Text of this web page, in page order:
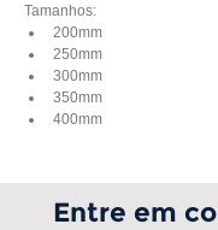
Tamanhos:
200mm
250mm
300mm
350mm
400mm
Entre em